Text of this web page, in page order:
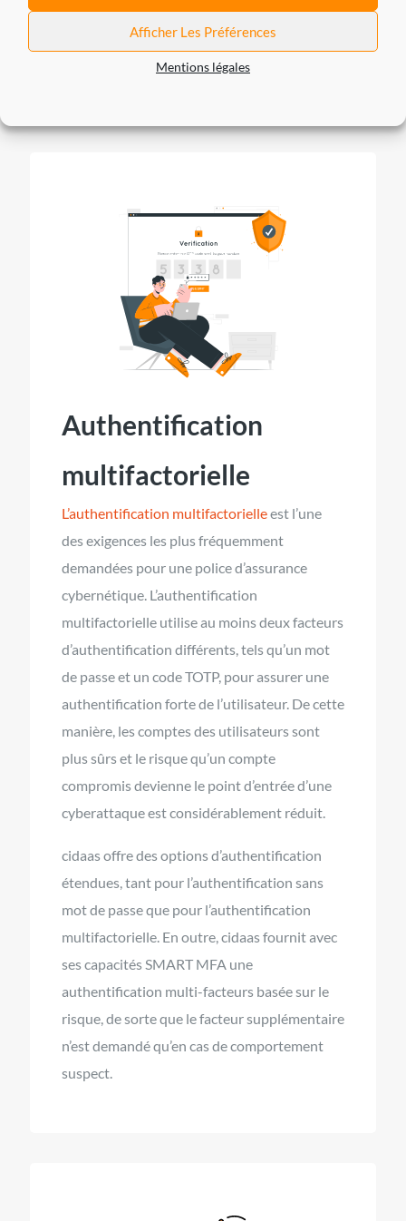
Afficher Les Préférences
Mentions légales
assurance
Authentification
multifactorielle
L’authentification multifactorielleest l’une
des exigences les plus fréquemment
demandées pour une police d’assurance
cybernétique. L’authentification
multifactorielle utilise au moins deux facteurs
d’authentification différents, tels qu’un mot
de passe et un code TOTP, pour assurer une
authentification forte de l’utilisateur. De cette
manière, les comptes des utilisateurs sont
plus sûrs et le risque qu’un compte
compromis devienne le point d’entrée d’une
cyberattaque est considérablement réduit.
cidaas offre des options d’authentification
étendues, tant pour l’authentification sans
mot de passe que pour l’authentification
multifactorielle. En outre, cidaas fournit avec
ses capacités SMART MFA une
authentification multi-facteurs basée sur le
risque, de sorte que le facteur supplémentaire
n’est demandé qu’en cas de comportement
suspect.